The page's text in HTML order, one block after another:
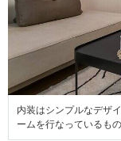
内装はシンプルなデザ
ームを行なっているも